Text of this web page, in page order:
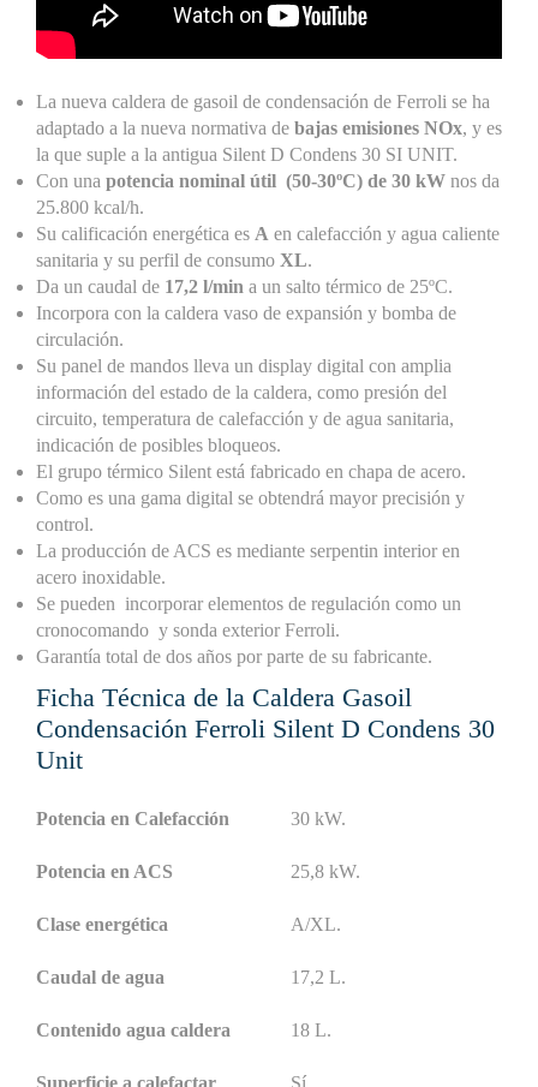
La nueva caldera de gasoil de condensación de Ferroli se ha
adaptado a la nueva normativa de bajas emisiones NOx, y es
la que suple a la antigua Silent D Condens 30 SI UNIT.
Con una potencia nominal útil (50-30ºC) de 30 kW nos da
25.800 kcal/h.
Su calificación energética es A en calefacción y agua caliente
sanitaria y su perfil de consumo XL.
Da un caudal de 17,2 l/min a un salto térmico de 25ºC.
Incorpora con la caldera vaso de expansión y bomba de
circulación.
Su panel de mandos lleva un display digital con amplia
información del estado de la caldera, como presión del
circuito, temperatura de calefacción y de agua sanitaria,
indicación de posibles bloqueos.
El grupo térmico Silent está fabricado en chapa de acero.
Como es una gama digital se obtendrá mayor precisión y
control.
La producción de ACS es mediante serpentin interior en
acero inoxidable.
Se pueden incorporar elementos de regulación como un
cronocomando y sonda exterior Ferroli.
Garantía total de dos años por parte de su fabricante.
Ficha Técnica de la Caldera Gasoil
Condensación Ferroli Silent D Condens 30
Unit
Potencia en Calefacción 30 kW.
Potencia en ACS 25,8 kW.
Clase energética A/XL.
Caudal de agua 17,2 L.
Contenido agua caldera 18 L.
Superficie a calefactar Sí.